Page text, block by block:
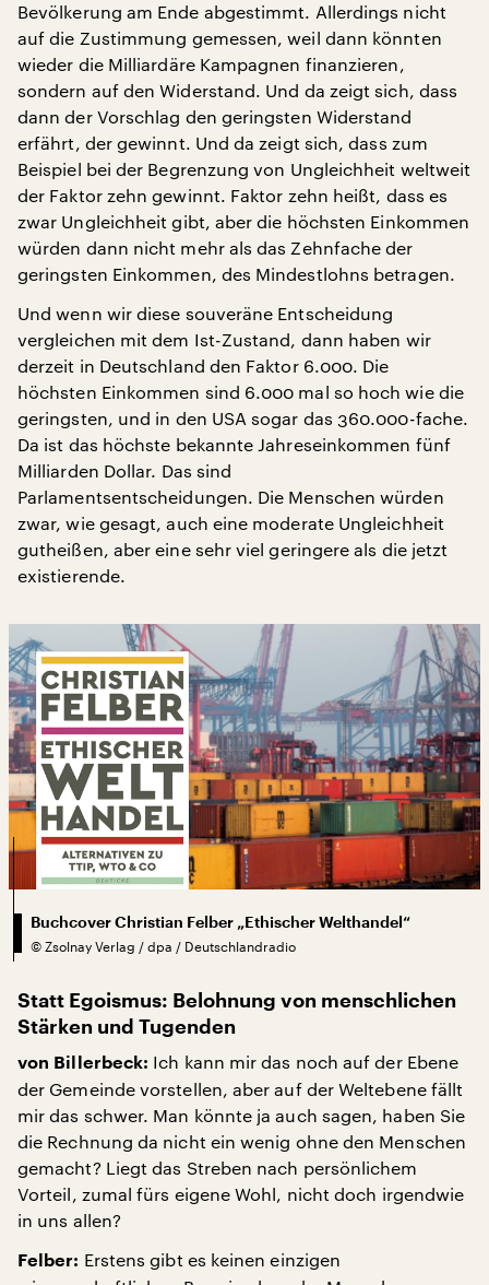
Bevölkerung am Ende abgestimmt. Allerdings nicht
auf die Zustimmung gemessen, weil dann könnten
wieder die Milliardäre Kampagnen finanzieren,
sondern auf den Widerstand. Und da zeigt sich, dass
dann der Vorschlag den geringsten Widerstand
erfährt, der gewinnt. Und da zeigt sich, dass zum
Beispiel bei der Begrenzung von Ungleichheit weltweit
der Faktor zehn gewinnt. Faktor zehn heißt, dass es
zwar Ungleichheit gibt, aber die höchsten Einkommen
würden dann nicht mehr als das Zehnfache der
geringsten Einkommen, des Mindestlohns betragen.
Und wenn wir diese souveräne Entscheidung
vergleichen mit dem Ist-Zustand, dann haben wir
derzeit in Deutschland den Faktor 6.000. Die
höchsten Einkommen sind 6.000 mal so hoch wie die
geringsten, und in den USA sogar das 360.000-fache.
Da ist das höchste bekannte Jahreseinkommen fünf
Milliarden Dollar. Das sind
Parlamentsentscheidungen. Die Menschen würden
zwar, wie gesagt, auch eine moderate Ungleichheit
gutheißen, aber eine sehr viel geringere als die jetzt
existierende.
Buchcover Christian Felber „Ethischer Welthandel“
© Zsolnay Verlag / dpa / Deutschlandradio
Statt Egoismus: Belohnung von menschlichen
Stärken und Tugenden
von Billerbeck: Ich kann mir das noch auf der Ebene
der Gemeinde vorstellen, aber auf der Weltebene fällt
mir das schwer. Man könnte ja auch sagen, haben Sie
die Rechnung da nicht ein wenig ohne den Menschen
gemacht? Liegt das Streben nach persönlichem
Vorteil, zumal fürs eigene Wohl, nicht doch irgendwie
in uns allen?
Felber: Erstens gibt es keinen einzigen